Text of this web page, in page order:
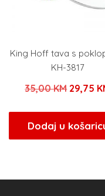
King Hoff tava s
KH-3817
35,00KM Izvorna
bila
je:
29,75
Dodaj u